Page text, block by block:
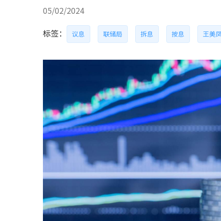
05/02/2024
标签：
议息 联储局 拆息 按息 王美